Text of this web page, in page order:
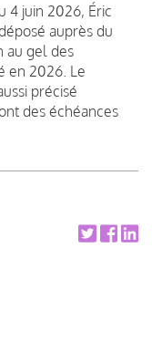
4 juin 2026, Éric
auprès du
au gel des
en 2026. Le
précisé
des échéances